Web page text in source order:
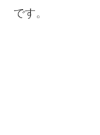
です。